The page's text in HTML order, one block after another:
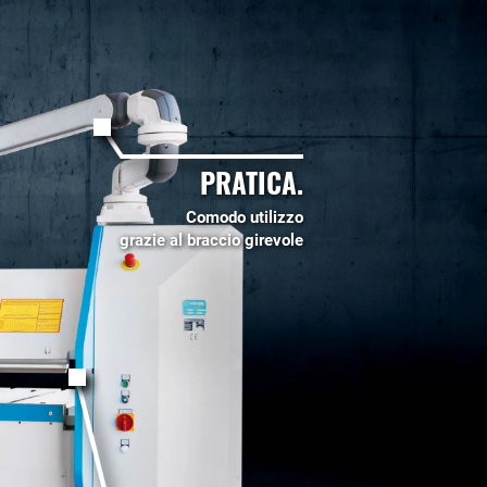
PRATICA.
Comodo utilizzo
grazie al braccio girevole